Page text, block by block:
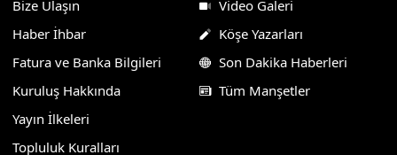
Bize Ulaşın
Haber İhbar
Fatura ve Banka Bilgileri
Kuruluş Hakkında
Yayın İlkeleri
Topluluk Kuralları
Video Galeri
Köşe Yazarları
Son Dakika Haberleri
Tüm Manşetler